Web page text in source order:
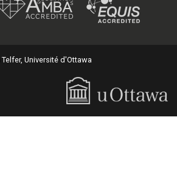
Université d'Ottawa